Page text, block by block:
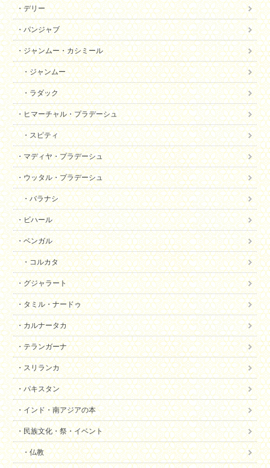
デリー
パンジャブ
ジャンムー・カシミール
ジャンムー
ラダック
ヒマーチャル・プラデーシュ
スピティ
マディヤ・プラデーシュ
ウッタル・プラデーシュ
バラナシ
ビハール
ベンガル
コルカタ
グジャラート
タミル・ナードゥ
カルナータカ
テランガーナ
スリランカ
パキスタン
インド・南アジアの本
民族文化・祭・イベント
仏教